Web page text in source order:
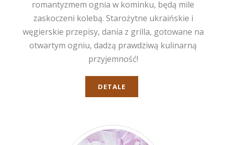
romantyzmem ognia w kominku, będą mile
zaskoczeni kolebą. Starożytne ukraińskie i
węgierskie przepisy, dania z grilla, gotowane na
otwartym ogniu, dadzą prawdziwą kulinarną
przyjemność!
DETALE